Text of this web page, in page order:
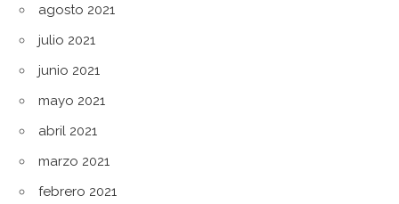
agosto 2021
julio 2021
junio 2021
mayo 2021
abril 2021
marzo 2021
febrero 2021